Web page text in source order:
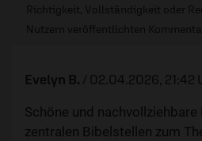
Richtigkeit, Vollständigkeit oder
Nutzern veröffentlichten
Evelyn B. / 02.04.2026, 21:42
Schöne und
zentralen Bibelstellen zum